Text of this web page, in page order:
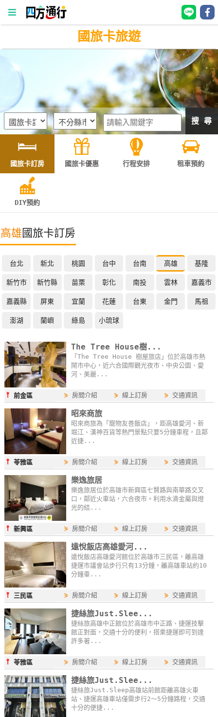
四
通
房
灣
訂
房
直接跟飯店訂房HOT
特
宿
全
租
網
紅
帶
你
玩
玩
樂
地
圖
顧
客
服
顧
客
滿
意
度
訂
單
管
理
國旅卡旅遊
搜 尋
國旅卡訂房 國旅卡優惠 行程安排 租車預約
DIY預約
高雄國旅卡訂房
台北 新北 桃園 台中 台南 高雄 基隆
新竹市 新竹縣 苗栗 彰化 南投 雲林 嘉義市
嘉義縣 屏東 宜蘭 花蓮 台東 金門 馬祖
澎湖 蘭嶼 綠島 小琉球
The Tree House樹...
「The Tree House 樹屋旅店」位於高雄市熱
鬧市中心，近六合國際觀光夜市、中央公園、愛
河、美麗...
⫯前金區 ⋟ 房間介紹 ⋟線上訂房 ⋟ 交通資訊
昭來商旅
昭來商旅為「寵物友善飯店」，距高雄愛河、新
堀江、漢神百貨等熱門景點只要5分鐘車程，且鄰
近捷...
⫯苓雅區 ⋟ 房間介紹 ⋟線上訂房 ⋟ 交通資訊
樂逸旅居
樂逸旅居位於高雄市新興區七賢路與南華路交叉
口，鄰近火車站，六合夜市。利用水滴金屬與燈
光的結...
⫯新興區 ⋟ 房間介紹 ⋟線上訂房 ⋟ 交通資訊
遠悅飯店高雄愛河...
遠悅飯店高雄愛河館位於高雄市三民區，離高雄
捷運市議會站步行只有13分鐘，離高雄車站約10
分鐘車...
⫯ 三民區 ⋟ 房間介紹 ⋟線上訂房 ⋟ 交通資訊
捷絲旅Just.Slee...
捷絲旅高雄中正館位於高雄市中正路、捷運技擊
館正對面，交通十分的便利，搭乘捷運即可到達
許多著...
⫯苓雅區 ⋟ 房間介紹 ⋟線上訂房 ⋟ 交通資訊
捷絲旅Just.Slee...
捷絲旅Just.Sleep高雄站前館距離高雄火車
站、捷運高雄車站僅需步行2～5分鐘路程，交通
十分的便捷...